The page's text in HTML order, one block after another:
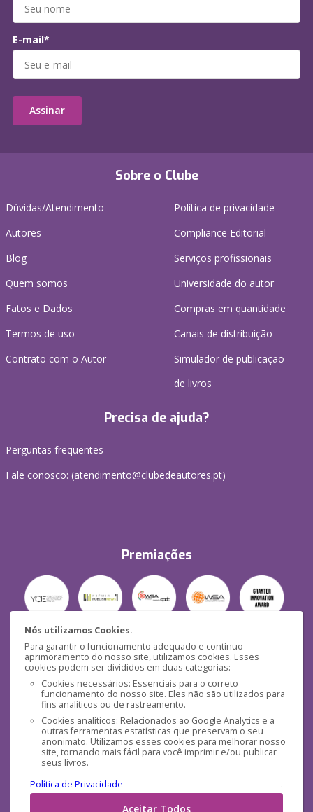
Nós utilizamos Cookies.
Para garantir o funcionamento adequado e contínuo
aprimoramento do nosso site, utilizamos cookies. Esses
cookies podem ser divididos em duas categorias:
Cookies necessários: Essenciais para o correto
funcionamento do nosso site. Eles não são utilizados para
fins analíticos ou de rastreamento.
Cookies analíticos: Relacionados ao Google Analytics e a
outras ferramentas estatísticas que preservam o seu
anonimato. Utilizamos esses cookies para melhorar nosso
site, tornando mais fácil para você imprimir e/ou publicar
seus livros.
Política de Privacidade
.
Aceitar Todos
Sobre o Clube
Dúvidas/Atendimento
Autores
Blog
Quem somos
Fatos e Dados
Termos de uso
Contrato com o Autor
Política de privacidade
Compliance Editorial
Serviços profissionais
Universidade do autor
Compras em quantidade
Canais de distribuição
Simulador de publicação
de livros
Precisa de ajuda?
Perguntas frequentes
Fale conosco: (atendimento@clubedeautores.pt)
Premiações
Segurança
Mídias Sociais
E-mail*
Assinar